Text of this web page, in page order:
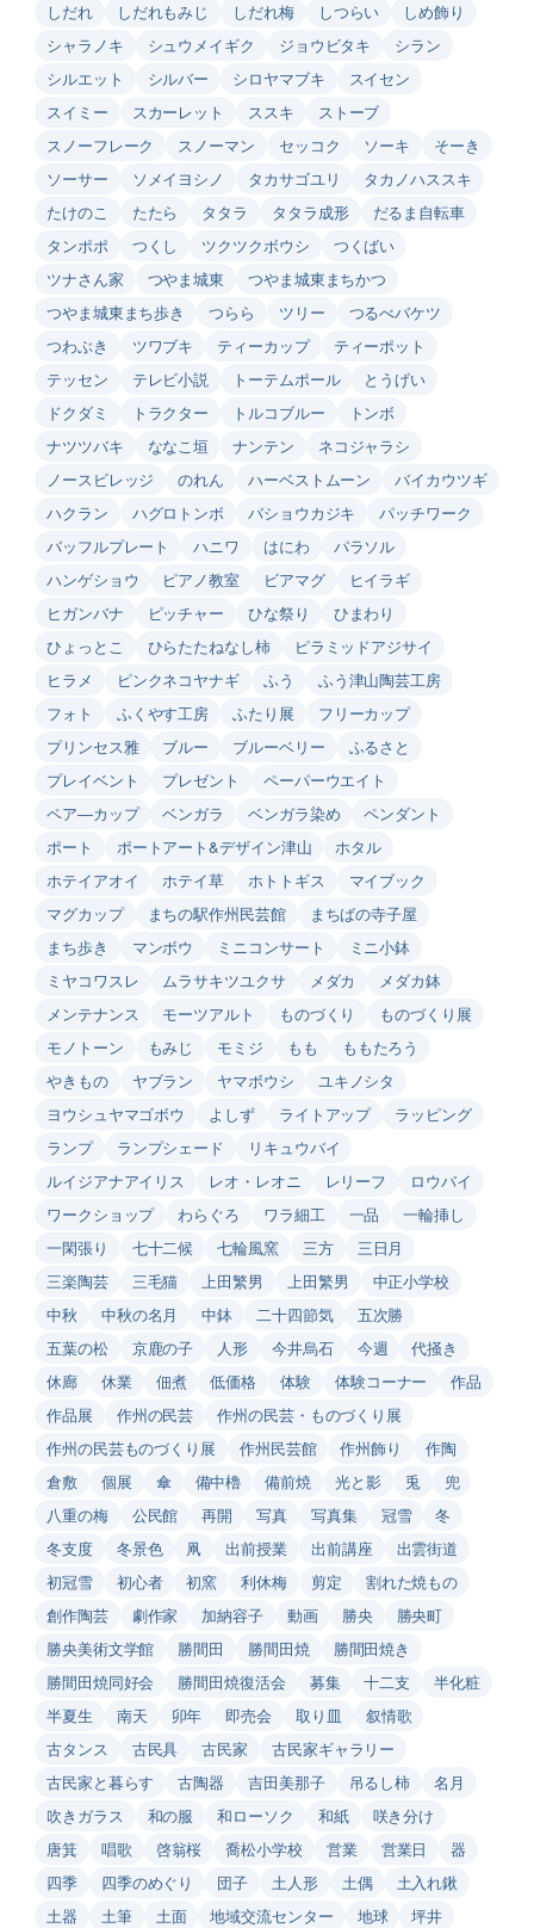
しだれ しだれもみじ しだれ梅 しつらい
しめ飾り
シャラノキ
シュウメイギク ジョウビタキ
シラン
シルエット
シルバー シロヤマブキ
スイセン
スイミー
スカーレット ススキ
ストーブ
スノーフレーク
スノーマン セッコク ソーキ
そーき
ソーサー
ソメイヨシノ タカサゴユリ
タカノハススキ
たけのこ
たたら タタラ タタラ成形
だるま自転車
タンポポ
つくし ツクツクボウシ
つくばい
ツナさん家
つやま城東
つやま城東まちかつ
つやま城東まち歩き
つらら ツリー
つるべバケツ
つわぶき
ツワブキ ティーカップ
ティーポット
テッセン
テレビ小説 トーテムポール
とうげい
ドクダミ
トラクター トルコブルー
トンボ
ナツツバキ
ななこ垣 ナンテン
ネコジャラシ
ノースビレッジ
のれん ハーベストムーン
バイカウツギ
ハクラン
ハグロトンボ バショウカジキ
パッチワーク
バッフルプレート
ハニワ はにわ
パラソル
ハンゲショウ
ピアノ教室 ビアマグ
ヒイラギ
ヒガンバナ
ピッチャー ひな祭り
ひまわり
ひょっとこ
ひらたたねなし柿
ピラミッドアジサイ
ヒラメ
ピンクネコヤナギ ふう
ふう津山陶芸工房
フォト
ふくやす工房 ふたり展
フリーカップ
プリンセス雅
ブルー ブルーベリー
ふるさと
プレイベント
プレゼント
ペーパーウエイト
ペア―カップ
ベンガラ ベンガラ染め
ペンダント
ポート
ポートアート&デザイン津山
ホタル
ホテイアオイ
ホテイ草 ホトトギス
マイブック
マグカップ
まちの駅作州民芸館
まちばの寺子屋
まち歩き
マンボウ ミニコンサート
ミニ小鉢
ミヤコワスレ
ムラサキツユクサ メダカ
メダカ鉢
メンテナンス
モーツアルト ものづくり
ものづくり展
モノトーン
もみじ モミジ もも
ももたろう
やきもの
ヤブラン ヤマボウシ
ユキノシタ
ヨウシュヤマゴボウ
よしず ライトアップ
ラッピング
ランプ
ランプシェード
リキュウバイ
ルイジアナアイリス
レオ・レオニ レリーフ
ロウバイ
ワークショップ
わらぐろ ワラ細工 一品
一輪挿し
一閑張り
七十二候 七輪風窯 三方
三日月
三楽陶芸
三毛猫 上田繁男 上田繁男
中正小学校
中秋
中秋の名月 中鉢 二十四節気
五次勝
五葉の松
京鹿の子 人形 今井烏石 今週
代掻き
休廊
休業 佃煮 低価格 体験 体験コーナー
作品
作品展
作州の民芸
作州の民芸・ものづくり展
作州の民芸ものづくり展
作州民芸館 作州飾り
作陶
倉敷
個展 傘 備中櫓 備前焼 光と影 兎
兜
八重の梅
公民館 再開 写真 写真集 冠雪
冬
冬支度
冬景色 凧 出前授業 出前講座
出雲街道
初冠雪
初心者 初窯 利休梅 剪定
割れた焼もの
創作陶芸
劇作家 加納容子 動画 勝央
勝央町
勝央美術文学館
勝間田 勝間田焼
勝間田焼き
勝間田焼同好会
勝間田焼復活会 募集 十二支
半化粧
半夏生
南天 卯年 即売会 取り皿
叙情歌
古タンス
古民具 古民家
古民家ギャラリー
古民家と暮らす
古陶器 吉田美那子 吊るし柿
名月
吹きガラス
和の服 和ローソク 和紙
咲き分け
唐箕
唱歌 啓翁桜 喬松小学校 営業 営業日
器
四季
四季のめぐり 団子 土人形 土偶
土入れ鍬
土器
土筆 土面 地域交流センター 地球
坪井